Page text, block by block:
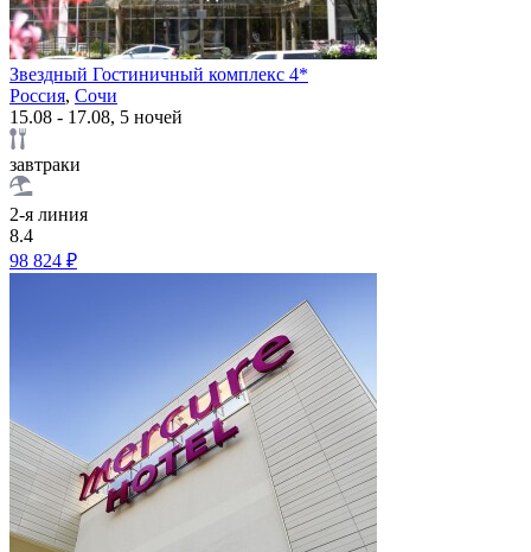
Звездный Гостиничный комплекс 4*
Россия, Сочи
15.08 - 17.08, 5 ночей
завтраки
2-я линия
8.4
98 824 ₽